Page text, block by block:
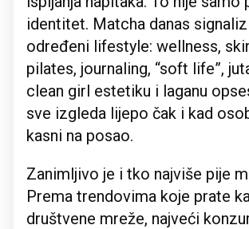
identitet. Matcha danas
određeni lifestyle: wellness,
pilates, journaling, “soft life”,
clean girl estetiku i laganu
sve izgleda lijepo čak i kad
kasni na posao.
Zanimljivo je i tko najviše pije
Prema trendovima koje prate
društvene mreže, najveći